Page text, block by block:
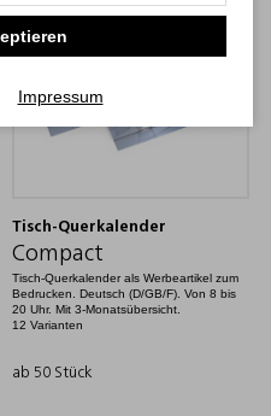
Tisch-Querkalender
Compact
Tisch-Querkalender als Werbeartikel zum
Bedrucken. Deutsch (D/GB/F). Von 8 bis
20 Uhr. Mit 3-Monatsübersicht.
12 Varianten
ab 50 Stück
Impressum